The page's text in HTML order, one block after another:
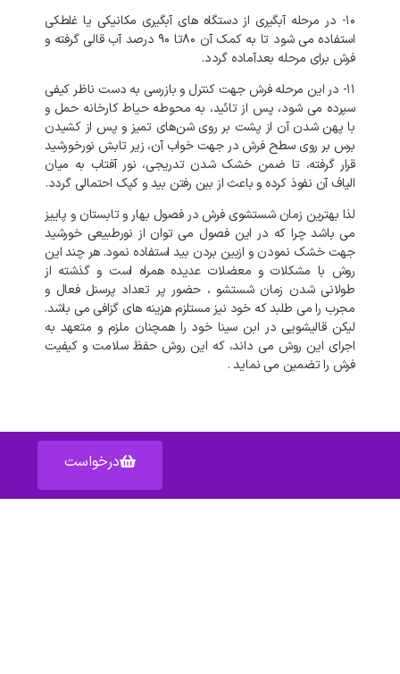
۱۰- در مرحله آبگیری از دستگاه های آبگیری مکانیکی یا غلطکی
استفاده می شود تا به کمک آن ۸۰تا ۹۰ درصد آب قالی گرفته و
فرش برای مرحله بعدآماده گردد.
۱۱- در این مرحله فرش جهت کنترل و بازرسی به دست ناظر کیفی
سپرده می شود، پس از تائید، به محوطه حیاط کارخانه حمل و
با پهن شدن آن از پشت بر روی شن‌های تمیز و پس از کشیدن
برس بر روی سطح فرش در جهت خواب آن، زیر تابش نورخورشید
قرار گرفته، تا ضمن خشک شدن تدریجی، نور آفتاب به میان
الیاف آن نفوذ کرده و باعث از بین رفتن بید و کپک احتمالی گردد.
لذا بهترین زمان شستشوی فرش در فصول بهار و تابستان و پاییز
می باشد چرا که در این فصول می توان از نورطبیعی خورشید
جهت خشک نمودن و ازبین بردن بید استفاده نمود. هر چند این
روش با مشکلات و معضلات عدیده همراه است و گذشته از
طولانی شدن زمان شستشو ، حضور پر تعداد پرسنل فعال و
مجرب را می طلبد که خود نیز مستلزم هزینه های گزافی می باشد.
لیکن قالیشویی در ابن سینا خود را همچنان ملزم و متعهد به
اجرای این روش می داند، که این روش حفظ سلامت و کیفیت
فرش را تضمین می نماید .
درخواست